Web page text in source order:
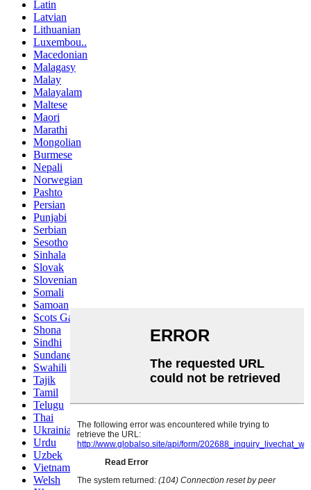
Latin
Latvian
Lithuanian
Luxembou..
Macedonian
Malagasy
Malay
Malayalam
Maltese
Maori
Marathi
Mongolian
Burmese
Nepali
Norwegian
Pashto
Persian
Punjabi
Serbian
Sesotho
Sinhala
Slovak
Slovenian
Somali
Samoan
Scots Gaelic
Shona
Sindhi
Sundanese
Swahili
Tajik
Tamil
Telugu
Thai
Ukrainian
Urdu
Uzbek
Vietnamese
Welsh